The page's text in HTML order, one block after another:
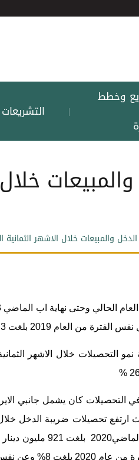
وخطط
| التشريعات
خلال الاشهر الثمانية الماضية بنسبة 26%
التحصيلات كان يشمل جانبي
2019 بلغت 16%.